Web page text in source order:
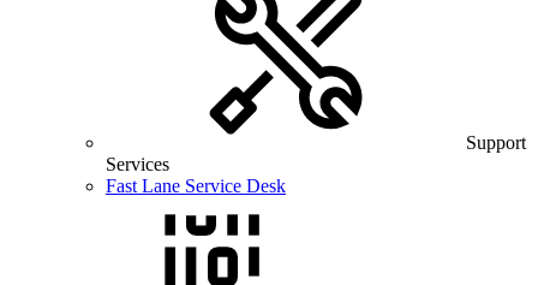
Support
Services
Fast Lane Service Desk